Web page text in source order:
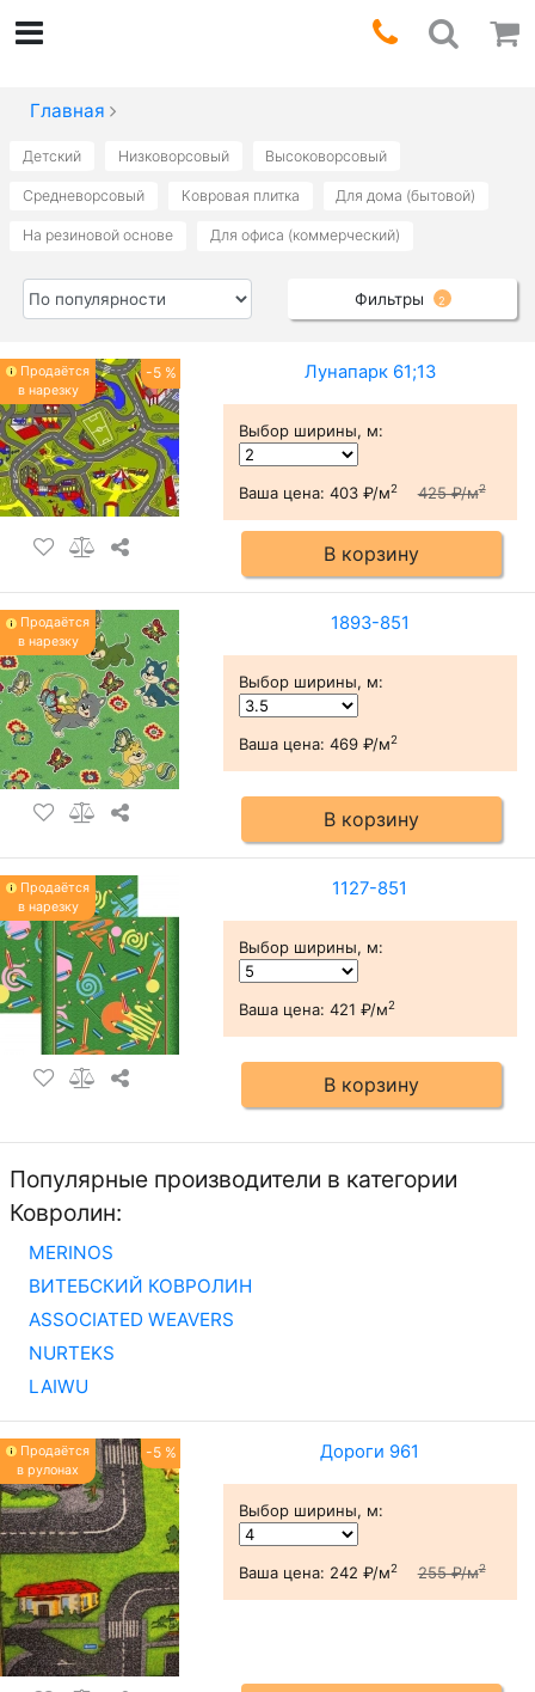
Главная
Детский Низковорсовый Высоковорсовый
Средневорсовый Ковровая плитка Для дома (бытовой)
На резиновой основе Для офиса (коммерческий)
Фильтры 2
-5 %
Продаётся
в нарезку
Лунапарк 61;13
Выбор ширины, м:
Ваша цена: 403 ₽/м2 425 ₽/м2
В корзину
Продаётся
в нарезку
1893-851
Выбор ширины, м:
Ваша цена: 469 ₽/м2
В корзину
Продаётся
в нарезку
1127-851
Выбор ширины, м:
Ваша цена: 421 ₽/м2
В корзину
Популярные производители в категории
Ковролин:
MERINOS
ВИТЕБСКИЙ КОВРОЛИН
ASSOCIATED WEAVERS
NURTEKS
LAIWU
-5 %
Продаётся
в рулонах
Дороги 961
Выбор ширины, м:
Ваша цена: 242 ₽/м2 255 ₽/м2